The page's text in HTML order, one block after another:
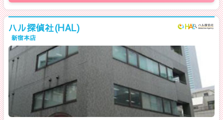
ハル探偵社(HAL)
新宿本店